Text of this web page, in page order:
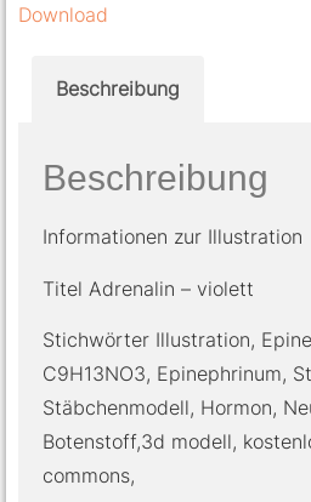
Download
Beschreibung
Beschreibung
Informationen zur Illustration
Titel Adrenalin – violett
Stichwörter Illustration,
C9H13NO3, Epinephrinum,
Stäbchenmodell, Hormon,
Botenstoff,3d modell,
commons,